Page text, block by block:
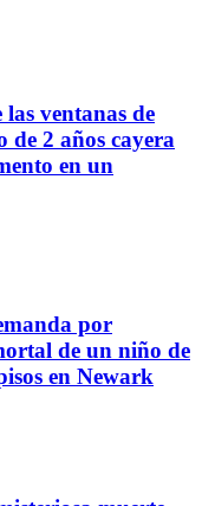
ventanas de
2 años cayera
en un
por
de un niño de
en Newark